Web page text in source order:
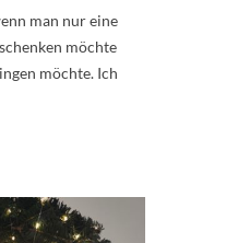
man nur eine
möchte
möchte. Ich